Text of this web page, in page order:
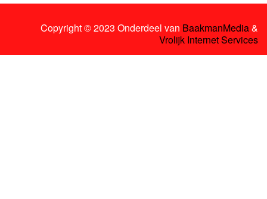
Copyright © 2023 Onderdeel van BaakmanMedia&
Vrolijk Internet Services